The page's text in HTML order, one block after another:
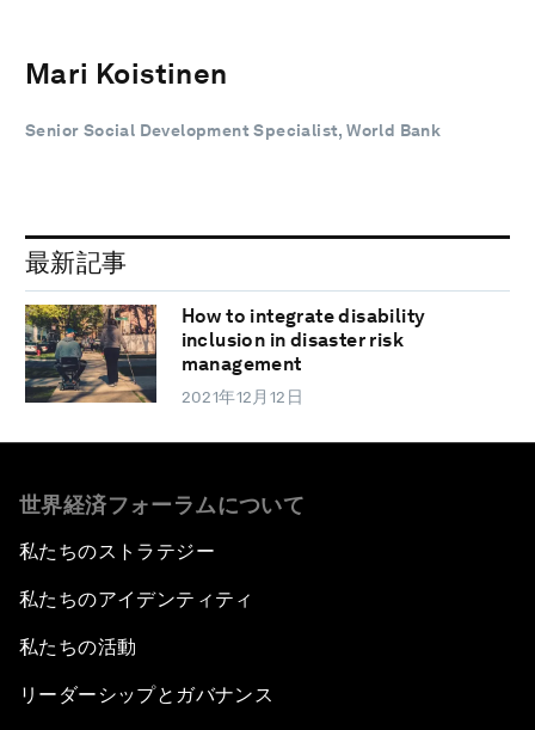
Mari Koistinen
Senior Social Development Specialist, World Bank
最新記事
How to integrate disability
inclusion in disaster risk
management
2021年12月12日
世界経済フォーラムについて
私たちのストラテジー
私たちのアイデンティティ
私たちの活動
リーダーシップとガバナンス